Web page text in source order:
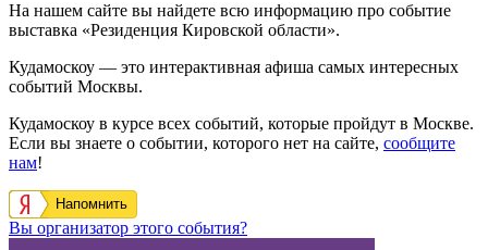
На нашем сайте вы найдете всю информацию про событие
выставка «Резиденция Кировской области».
Кудамоскоу — это интерактивная афиша самых интересных
событий Москвы.
Кудамоскоу в курсе всех событий, которые пройдут в Москве.
Если вы знаете о событии, которого нет на сайте, сообщите
нам!
Напомнить
Вы организатор этого события?